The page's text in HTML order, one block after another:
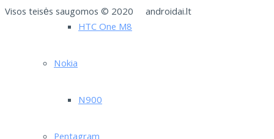
HTC One M8
Nokia
N900
Visos teisės saugomos © 2020 androidai.lt